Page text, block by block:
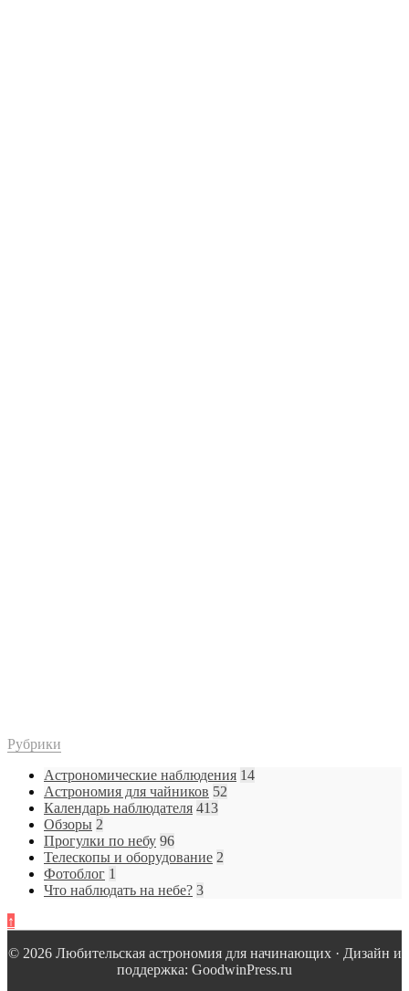
Рубрики
Астрономические наблюдения 14
Астрономия для чайников 52
Календарь наблюдателя 413
Обзоры 2
Прогулки по небу 96
Телескопы и оборудование 2
Фотоблог 1
Что наблюдать на небе? 3
↑
© 2026 Любительская астрономия для начинающих · Дизайн и
поддержка: GoodwinPress.ru